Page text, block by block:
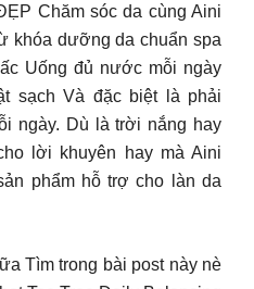
Chăm sóc da cùng Aini
khóa dưỡng da chuẩn spa
Uống đủ nước mỗi ngày
sạch Và đặc biệt là phải
ngày. Dù là trời nắng hay
lời khuyên hay mà Aini
phẩm hỗ trợ cho làn da
Tìm trong bài post này nè